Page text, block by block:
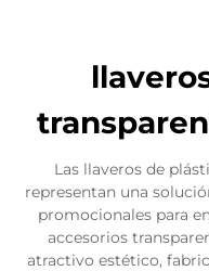
Las llaveros de
representan una
promocionales para
accesorios
atractivo estético,